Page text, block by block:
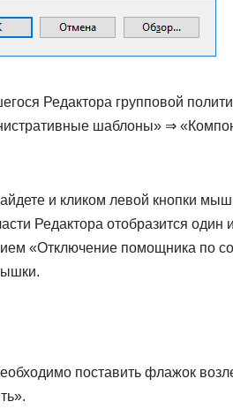
Редактора групповой
шаблоны» ⇒
и кликом левой кнопки
Редактора отобразится
«Отключение помощника по
поставить флажок